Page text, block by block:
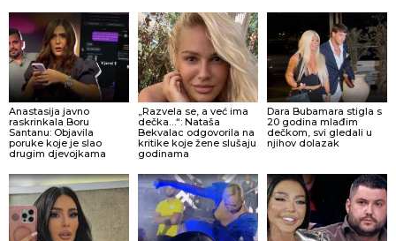
Anastasija javno
raskrinkala Boru
Santanu: Objavila
poruke koje je slao
drugim djevojkama
„Razvela se, a već ima
dečka…“: Nataša
Bekvalac odgovorila na
kritike koje žene slušaju
godinama
Dara Bubamara stigla s
20 godina mlađim
dečkom, svi gledali u
njihov dolazak